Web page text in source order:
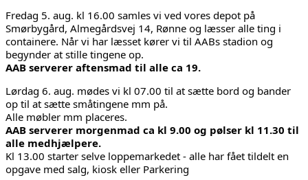
Fredag 5. aug. kl 16.00 samles vi ved vores depot på
Smørbygård, Almegårdsvej 14, Rønne og læsser alle ting i
containere. Når vi har læsset kører vi til AABs stadion og
begynder at stille tingene op.
AAB serverer aftensmad til alle ca 19.
Lørdag 6. aug. mødes vi kl 07.00 til at sætte bord og bander
op til at sætte småtingene mm på.
Alle møbler mm placeres.
AAB serverer morgenmad ca kl 9.00 og pølser kl 11.30 til
alle medhjælpere.
Kl 13.00 starter selve loppemarkedet - alle har fået tildelt en
opgave med salg, kiosk eller Parkering